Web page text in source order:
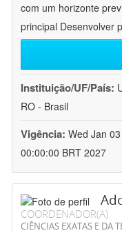
com um horizonte
principal Desenvolver
Instituição/UF/País:
RO - Brasil
Vigência: Wed Jan
00:00:00 BRT 2027
COORDENADOR(A)
CIÊNCIAS EXATAS E DA